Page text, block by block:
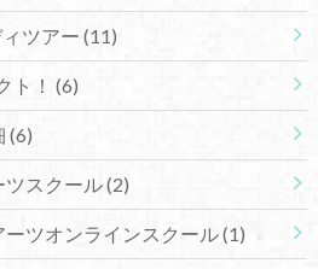
ツアー (11)
ト！ (6)
(6)
ツスクール(2)
ツオンラインスクール(1)